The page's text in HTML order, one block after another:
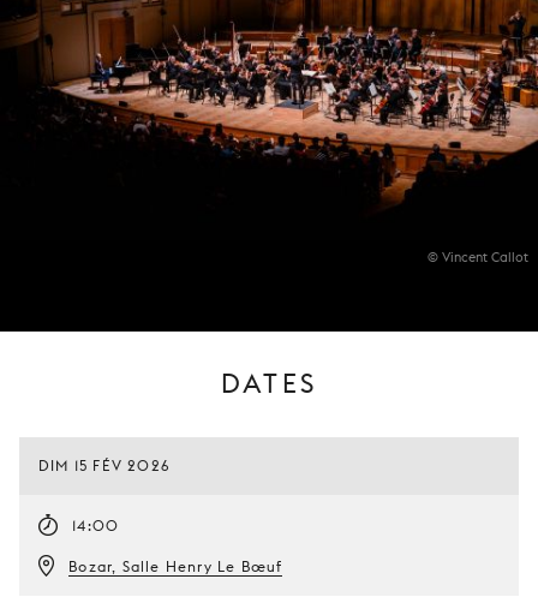
© Vincent Callot
DATES
DIM 15 FÉV 2026
14:00
Bozar, Salle Henry Le Bœuf